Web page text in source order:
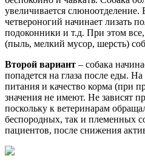
увеличивается слюноотделение.
четвероногий начинает лизать
подоконники и т.д. При этом
(пыль, мелкий мусор, шерсть)
Второй вариант – собака
попадется на глаза после еды.
питания и качество корма (при
значения не имеют. Не зависят
поскольку к ветеринарам
беспородных, так и племенных
пациентов, после снижения